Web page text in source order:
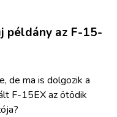
példány az F-15-
de ma is dolgozik a
F-15EX az ötödik